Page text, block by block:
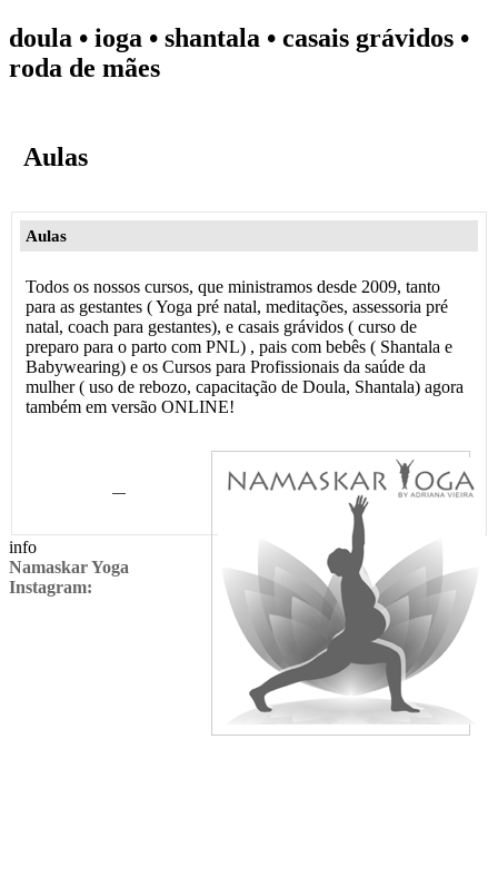
doula • ioga • shantala • casais grávidos •
roda de mães
Aulas
Aulas
Todos os nossos cursos, que ministramos desde 2009, tanto
para as gestantes ( Yoga pré natal, meditações, assessoria pré
natal, coach para gestantes), e casais grávidos ( curso de
preparo para o parto com PNL) , pais com bebês ( Shantala e
Babywearing) e os Cursos para Profissionais da saúde da
mulher ( uso de rebozo, capacitação de Doula, Shantala) agora
também em versão ONLINE!
—
info
Namaskar Yoga
Instagram: